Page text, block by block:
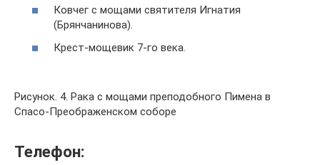
Ковчег с мощами святителя Игнатия
(Брянчанинова).
Крест-мощевик 7-го века.
Рисунок. 4. Рака с мощами преподобного Пимена в
Спасо-Преображенском соборе
Телефон: